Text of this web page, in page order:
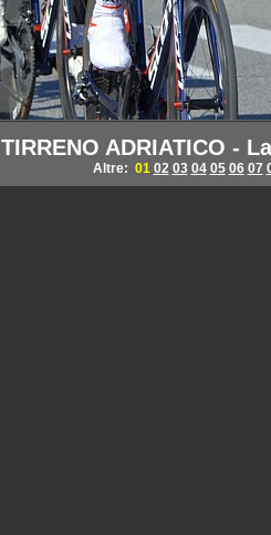
TIRRENO ADRIATICO -
Altre: 01 02 03 04 05 06 07